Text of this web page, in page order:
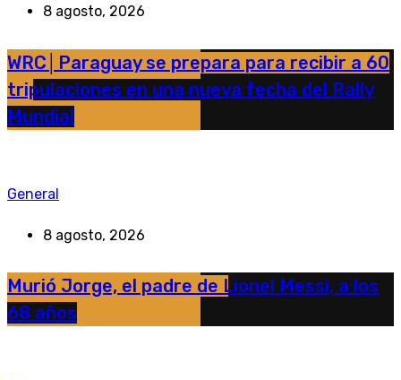
8 agosto, 2026
WRC│Paraguay se prepara para recibir a 60
tripulaciones en una nueva fecha del Rally
Mundial
General
8 agosto, 2026
Murió Jorge, el padre de Lionel Messi, a los
68 años